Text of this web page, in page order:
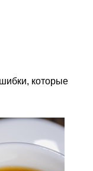
которые